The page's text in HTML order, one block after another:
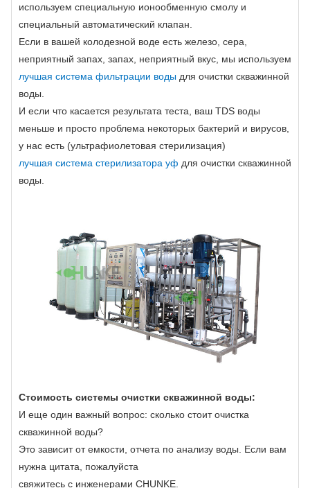
используем специальную ионообменную смолу и
специальный автоматический клапан.
Если в вашей колодезной воде есть железо, сера,
неприятный запах, запах, неприятный вкус, мы используем
лучшая система фильтрации воды для очистки скважинной
воды.
И если что касается результата теста, ваш TDS воды
меньше и просто проблема некоторых бактерий и вирусов,
у нас есть (ультрафиолетовая стерилизация)
лучшая система стерилизатора уф для очистки скважинной
воды.
Стоимость системы очистки скважинной воды:
И еще один важный вопрос: сколько стоит очистка
скважинной воды?
Это зависит от емкости, отчета по анализу воды. Если вам
нужна цитата, пожалуйста
свяжитесь с инженерами CHUNKE.